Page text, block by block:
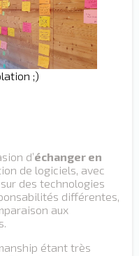
;)
d’échanger en
de logiciels, avec
des technologies
différentes,
aux
étant très